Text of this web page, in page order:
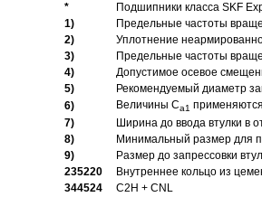
*
Подшипники класса SKF
1)
Предельные частоты
2)
Уплотнение
3)
Предельные частоты
4)
Допустимое осевое
5)
Рекомендуемый диаметр
6)
Величины Ca1
7)
Ширина до ввода втулки в
8)
Минимальный размер для
9)
Размер до запрессовки
235220
Внутреннее кольцо из
344524
C2H + CNL